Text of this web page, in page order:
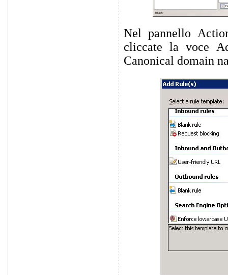
Nel pannello
cliccate la voce
Canonical domain